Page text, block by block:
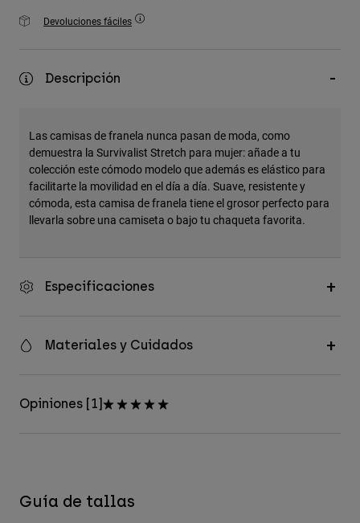
Accesorios
Bolsas y Mochilas
Devoluciones fáciles
Descripción
Las camisas de franela nunca pasan de moda, como
demuestra la Survivalist Stretch para mujer: añade a tu
colección este cómodo modelo que además es elástico para
facilitarte la movilidad en el día a día. Suave, resistente y
cómoda, esta camisa de franela tiene el grosor perfecto para
llevarla sobre una camiseta o bajo tu chaqueta favorita.
Especificaciones
Materiales y Cuidados
Opiniones [1]
Guía de tallas